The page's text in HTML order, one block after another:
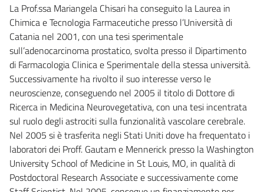
La Prof.ssa Mariangela Chisari ha conseguito la Laurea in
Chimica e Tecnologia Farmaceutiche presso l’Università di
Catania nel 2001, con una tesi sperimentale
sull’adenocarcinoma prostatico, svolta presso il Dipartimento
di Farmacologia Clinica e Sperimentale della stessa università.
Successivamente ha rivolto il suo interesse verso le
neuroscienze, conseguendo nel 2005 il titolo di Dottore di
Ricerca in Medicina Neurovegetativa, con una tesi incentrata
sul ruolo degli astrociti sulla funzionalità vascolare cerebrale.
Nel 2005 si è trasferita negli Stati Uniti dove ha frequentato i
laboratori dei Proff. Gautam e Mennerick presso la Washington
University School of Medicine in St Louis, MO, in qualità di
Postdoctoral Research Associate e successivamente come